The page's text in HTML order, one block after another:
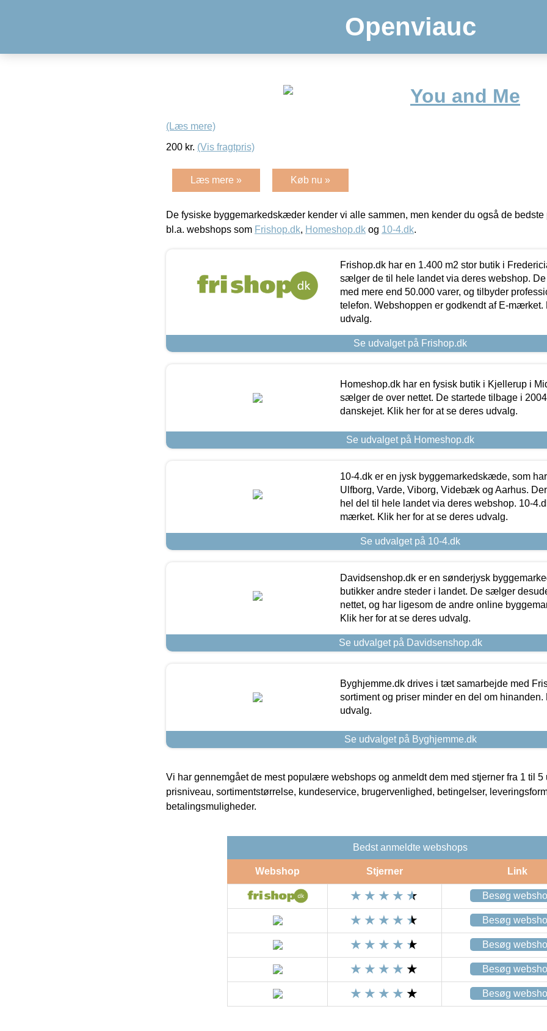
Openviauc
You and Me
(Læs mere)
200 kr. (Vis fragtpris)
Læs mere » Køb nu »
De fysiske byggemarkedskæder kender vi alle sammen, men kender du også de bedste
bl.a. webshops som Frishop.dk, Homeshop.dk og 10-4.dk.
Frishop.dk har en 1.400 m2 stor butik i
sælger de til hele landet via deres webshop. De
med mere end 50.000 varer, og tilbyder
telefon. Webshoppen er godkendt af E-mærket.
udvalg.
Se udvalget på Frishop.dk
Homeshop.dk har en fysisk butik i Kjellerup i
sælger de over nettet. De startede tilbage i
danskejet. Klik her for at se deres udvalg.
Se udvalget på Homeshop.dk
10-4.dk er en jysk byggemarkedskæde, som
Ulfborg, Varde, Viborg, Videbæk og Aarhus.
hel del til hele landet via deres webshop. 10-
mærket. Klik her for at se deres udvalg.
Se udvalget på 10-4.dk
Davidsenshop.dk er en sønderjysk
butikker andre steder i landet. De sælger
nettet, og har ligesom de andre online
Klik her for at se deres udvalg.
Se udvalget på Davidsenshop.dk
Byghjemme.dk drives i tæt samarbejde med
sortiment og priser minder en del om hinanden.
udvalg.
Se udvalget på Byghjemme.dk
Vi har gennemgået de mest populære webshops og anmeldt dem med stjerner fra 1 til 5
prisniveau, sortimentstørrelse, kundeservice, brugervenlighed, betingelser,
betalingsmuligheder.
Bedst anmeldte webshops
Webshop Stjerner Link
Besøg
Besøg
Besøg
Besøg
Besøg